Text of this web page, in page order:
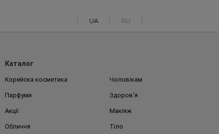
UA RU
Каталог
Корейска косметика Чоловікам
Парфуми Здоров'я
Акції Макіяж
Обличчя Тіло